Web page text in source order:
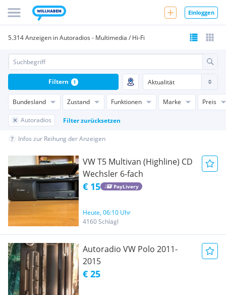
Einloggen
5.314 Anzeigen in Autoradios - Multimedia / Hi-Fi
Bundesland Zustand Funktionen Marke Preis
Autoradios Filter zurücksetzen
Filtern 1
Infos zur Reihung der Anzeigen
VW T5 Multivan (Highline) CD
Wechsler 6-fach
€ 15 PayLivery
Heute, 06:10 Uhr
4160 Schlägl
Autoradio VW Polo 2011-
2015
€ 25